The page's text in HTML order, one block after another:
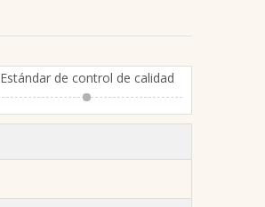
Estándar de control de calidad